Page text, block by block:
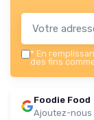
* En
des fins
Foodie Food
Ajoutez-nous